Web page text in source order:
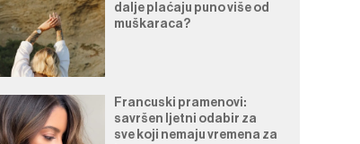
dalje plaćaju puno više od
muškaraca?
Francuski pramenovi:
savršen ljetni odabir za
sve koji nemaju vremena za